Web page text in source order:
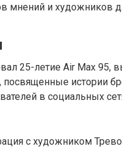
мнений и художников
25-летие Air Max
посвященные истории
в социальных
с художником